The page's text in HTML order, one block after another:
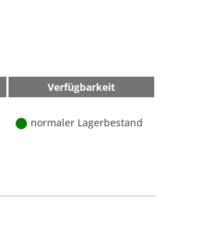
Verfügbarkeit
normaler Lagerbestand